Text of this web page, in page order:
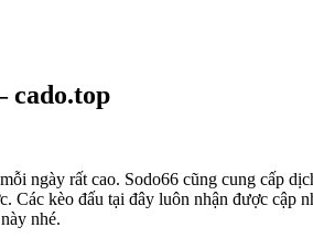
cado.top
ngày rất cao. Sodo66 cũng cung cấp
Các kèo đấu tại đây luôn nhận được
nhé.